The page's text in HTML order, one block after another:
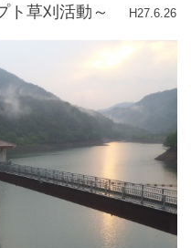
ト草刈活動～ H27.6.26